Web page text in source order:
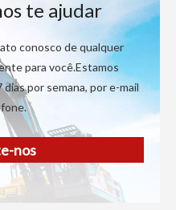
te ajudar
conosco de qualquer
para você.Estamos
por semana, por e-mail
nos